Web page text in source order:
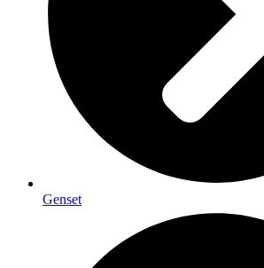
Genset